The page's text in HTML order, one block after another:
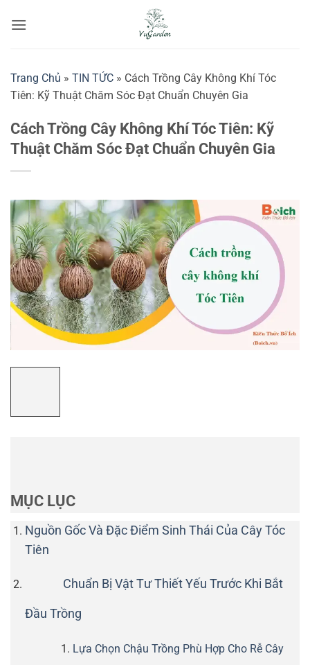
qua
Trang Chủ » TIN TỨC » Cách Trồng Cây Không Khí Tóc
Tiên: Kỹ Thuật Chăm Sóc Đạt Chuẩn Chuyên Gia
Cách Trồng Cây Không Khí Tóc Tiên: Kỹ
Thuật Chăm Sóc Đạt Chuẩn Chuyên Gia
MỤC LỤC
Nguồn Gốc Và Đặc Điểm Sinh Thái Của Cây Tóc
Tiên
Chuẩn Bị Vật Tư Thiết Yếu Trước Khi Bắt
Đầu Trồng
Lựa Chọn Chậu Trồng Phù Hợp Cho Rễ Cây